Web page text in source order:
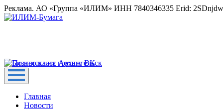
Реклама. АО «Группа «ИЛИМ» ИНН 7840346335 Erid:
Главная
Новости